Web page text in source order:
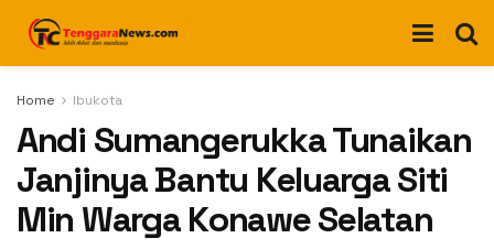
Home Ibukota
Andi Sumangerukka Tunaikan
Janjinya Bantu Keluarga Siti
Min Warga Konawe Selatan